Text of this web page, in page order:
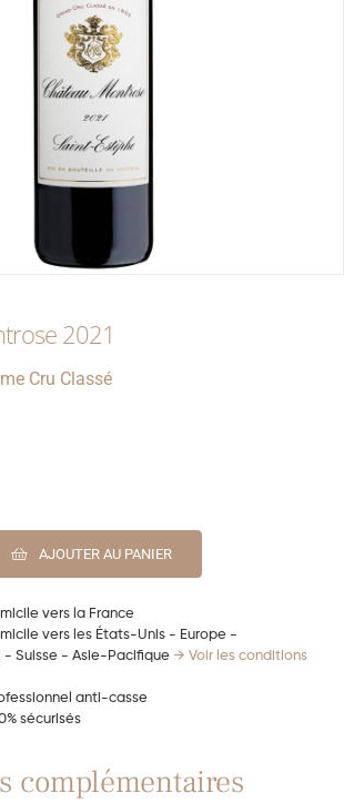
2021
Cru Classé
AJOUTER AU PANIER
vers la France
vers les États-Unis - Europe -
- Suisse - Asie-Pacifique → Voir les conditions
anti-casse
sécurisés
complémentaires